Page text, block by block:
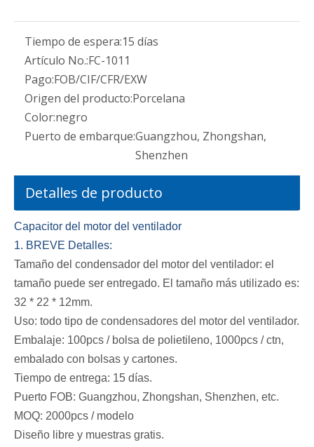
Tiempo de espera:15 días
Artículo No.:FC-1011
Pago:FOB/CIF/CFR/EXW
Origen del producto:Porcelana
Color:negro
Puerto de embarque:Guangzhou, Zhongshan,
Shenzhen
Detalles de producto
Capacitor del motor del ventilador
1. BREVE Detalles:
Tamaño del condensador del motor del ventilador: el
tamaño puede ser entregado. El tamaño más utilizado es:
32 * 22 * ​​12mm.
Uso: todo tipo de condensadores del motor del ventilador.
Embalaje: 100pcs / bolsa de polietileno, 1000pcs / ctn,
embalado con bolsas y cartones.
Tiempo de entrega: 15 días.
Puerto FOB: Guangzhou, Zhongshan, Shenzhen, etc.
MOQ: 2000pcs / modelo
Diseño libre y muestras gratis.